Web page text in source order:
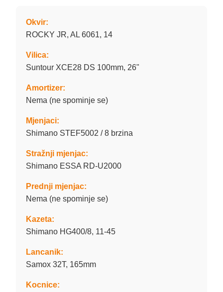
Okvir:
ROCKY JR, AL 6061, 14
Vilica:
Suntour XCE28 DS 100mm, 26"
Amortizer:
Nema (ne spominje se)
Mjenjaci:
Shimano STEF5002 / 8 brzina
Stražnji mjenjac:
Shimano ESSA RD-U2000
Prednji mjenjac:
Nema (ne spominje se)
Kazeta:
Shimano HG400/8, 11-45
Lancanik:
Samox 32T, 165mm
Kocnice: